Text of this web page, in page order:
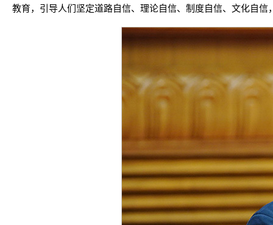
教育，引导人们坚定道路自信、理论自信、制度自信、文化自